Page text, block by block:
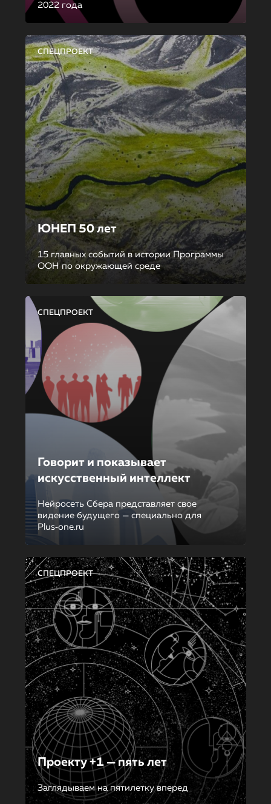
2022 года
СПЕЦПРОЕКТ
ЮНЕП 50 лет
15 главных событий в истории Программы
ООН по окружающей среде
СПЕЦПРОЕКТ
Говорит и показывает
искусственный интеллект
Нейросеть Сбера представляет свое
видение будущего — специально для
Plus‑one.ru
СПЕЦПРОЕКТ
Проекту +1 — пять лет
Заглядываем на пятилетку вперед